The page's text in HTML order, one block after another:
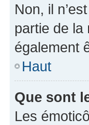
Non, il
partie de la
également
Haut
Que sont
Les